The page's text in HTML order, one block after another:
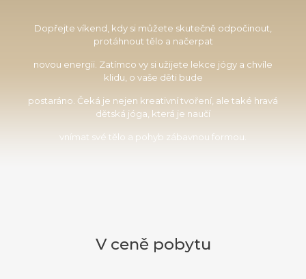
Dopřejte víkend, kdy si můžete skutečně odpočinout,
protáhnout tělo a načerpat
novou energii. Zatímco vy si užijete lekce jógy a chvíle
klidu, o vaše děti bude
postaráno. Čeká je nejen kreativní tvoření, ale také hravá
dětská jóga, která je naučí
vnímat své tělo a pohyb zábavnou formou.
V ceně pobytu